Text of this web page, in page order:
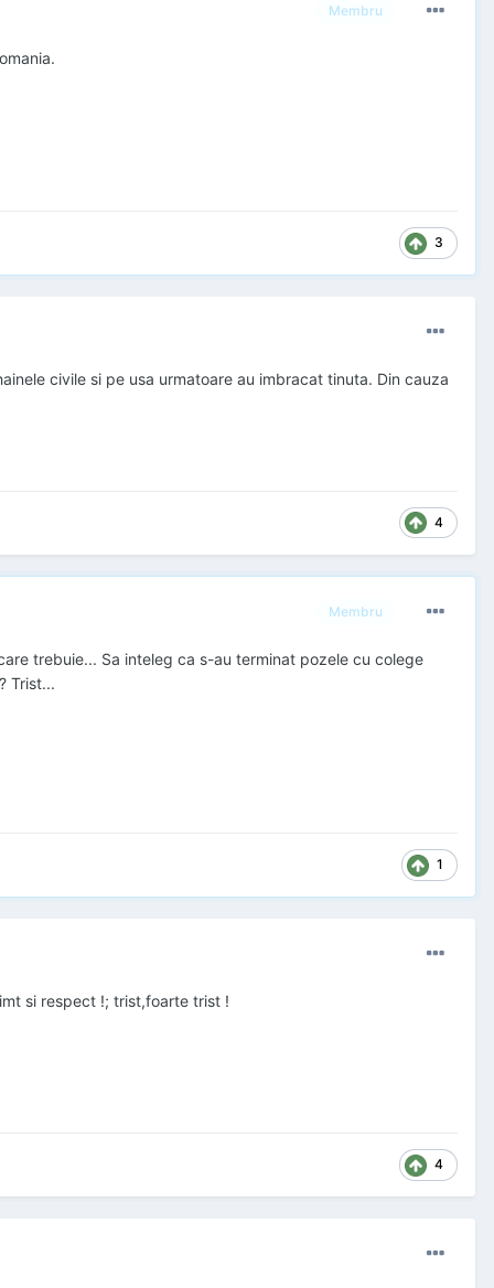
Membru
3
civile si pe usa urmatoare au imbracat tinuta. Din cauza
4
Membru
trebuie... Sa inteleg ca s-au terminat pozele cu colege
Trist...
1
si respect !; trist,foarte trist !
4